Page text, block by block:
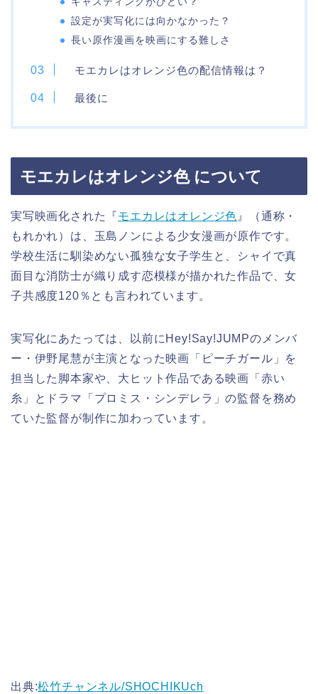
設定が実写化には向かなかった？
長い原作漫画を映画にする難しさ
モエカレはオレンジ色の配信情報は？
最後に
モエカレはオレンジ色 について
実写映画化された『モエカレはオレンジ色 』（通称・
もれかれ）は、玉島ノンによる少女漫画が原作です。
学校生活に馴染めない孤独な女子学生と、シャイで真
面目な消防士が織り成す恋模様が描かれた作品で、女
子共感度120％とも言われています。
実写化にあたっては、以前にHey!Say!JUMPのメンバ
ー・伊野尾慧が主演となった映画「ピーチガール」を
担当した脚本家や、大ヒット作品である映画「赤い
糸」とドラマ「プロミス・シンデレラ」の監督を務め
ていた監督が制作に加わっています。
出典:松竹チャンネル/SHOCHIKUch